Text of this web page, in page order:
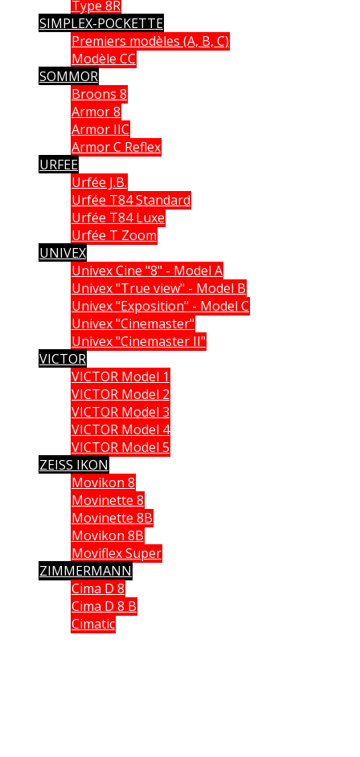
Type 8R
SIMPLEX-POCKETTE
Premiers modèles (A, B, C)
Modèle CC
SOMMOR
Broons 8
Armor 8
Armor IIC
Armor C Reflex
URFEE
Urfée J.B.
Urfée T84 Standard
Urfée T84 Luxe
Urfée T Zoom
UNIVEX
Univex Cine "8" - Model A
Univex "True view" - Model B
Univex "Exposition" - Model C
Univex "Cinemaster"
Univex "Cinemaster II"
VICTOR
VICTOR Model 1
VICTOR Model 2
VICTOR Model 3
VICTOR Model 4
VICTOR Model 5
ZEISS IKON
Movikon 8
Movinette 8
Movinette 8B
Movikon 8B
Moviflex Super
ZIMMERMANN
Cima D 8
Cima D 8 B
Cimatic